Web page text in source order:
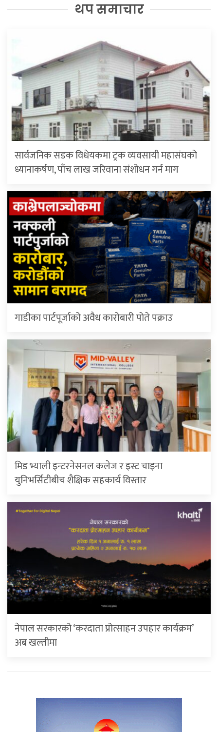
थप समाचार
सार्वजनिक सडक विधेयकमा ट्रक व्यवसायी महासंघको
ध्यानाकर्षण, पाँच लाख जरिवाना संशोधन गर्न माग
गाडीका पार्टपूर्जाको अवैध कारोबारी पोते प‌क्राउ
मिड भ्याली इन्टरनेसनल कलेज र इस्ट चाइना
युनिभर्सिटीबीच शैक्षिक सहकार्य विस्तार
नेपाल सरकारको ‘करदाता प्रोत्साहन उपहार कार्यक्रम’
अब खल्तीमा